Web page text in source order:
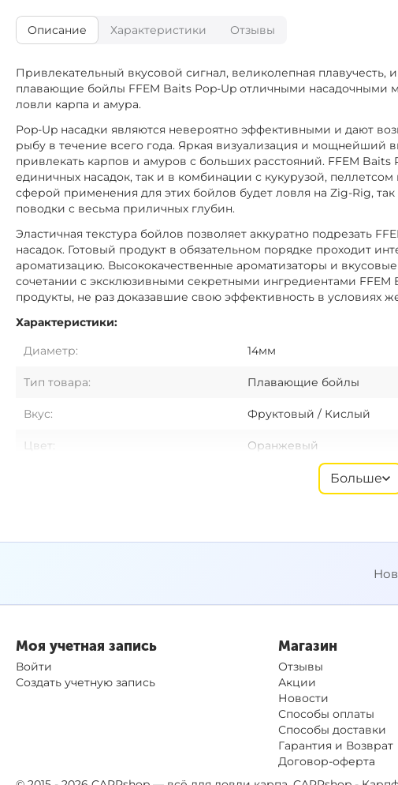
Описание Характеристики Отзывы
Привлекательный вкусовой сигнал, великолепная плавучесть,
плавающие бойлы FFEM Baits Pop-Up отличными насадочными
ловли карпа и амура.
Pop-Up насадки являются невероятно эффективными и дают
рыбу в течение всего года. Яркая визуализация и мощнейший
привлекать карпов и амуров с больших расстояний. FFEM
единичных насадок, так и в комбинации с кукурузой,
сферой применения для этих бойлов будет ловля на Zig-Rig,
поводки с весьма приличных глубин.
Эластичная текстура бойлов позволяет аккуратно подрезать
насадок. Готовый продукт в обязательном порядке проходит
ароматизацию. Высококачественные ароматизаторы и
сочетании с эксклюзивными секретными ингредиентами FFEM
продукты, не раз доказавшие свою эффективность в условиях
Характеристики:
Диаметр:
14мм
Тип товара: Плавающие бойлы
Вкус: Фруктовый / Кислый
Цвет: Оранжевый
Банка 150 мл / 45 шт.
Срок годности: 2 года
Больше
Моя учетная запись
Войти
Создать учетную запись
Магазин
Отзывы
Акции
Новости
Способы оплаты
Способы доставки
Гарантия и Возврат
Договор-оферта